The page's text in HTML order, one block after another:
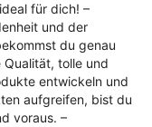
für dich! –
und der
du genau
tolle und
entwickeln und
aufgreifen, bist du
voraus. –